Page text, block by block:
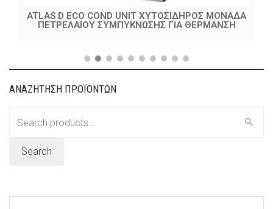
ATLAS D ECO COND UNIT ΧΥΤΟΣΙΔΗΡΟΣ ΜΟΝΑΔΑ
ΠΕΤΡΕΛΑΙΟΥ ΣΥΜΠΥΚΝΩΣΗΣ ΓΙΑ ΘΕΡΜΑΝΣΗ
ΑΝΑΖΗΤΗΣΗ ΠΡΟΪΟΝΤΩΝ
Search